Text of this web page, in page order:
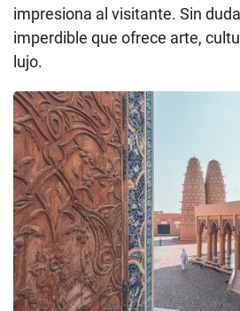
impresiona al visitante. Sin
imperdible que ofrece arte,
lujo.